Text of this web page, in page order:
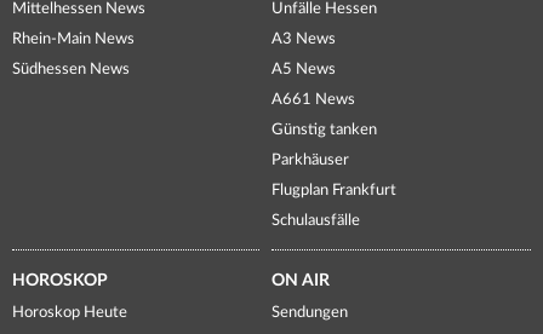
Mittelhessen News
Rhein-Main News
Südhessen News
Unfälle Hessen
A3 News
A5 News
A661 News
Günstig tanken
Parkhäuser
Flugplan Frankfurt
Schulausfälle
HOROSKOP
Horoskop Heute
ON AIR
Sendungen